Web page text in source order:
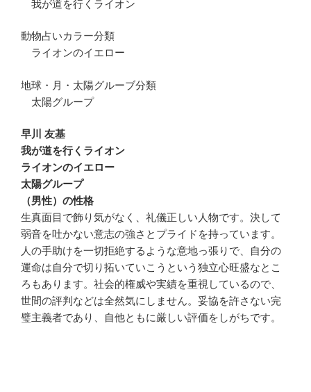
我が道を行くライオン
動物占いカラー分類
ライオンのイエロー
地球・月・太陽グルーブ分類
太陽グループ
早川 友基
我が道を行くライオン
ライオンのイエロー
太陽グループ
（男性）の性格
生真面目で飾り気がなく、礼儀正しい人物です。決して
弱音を吐かない意志の強さとプライドを持っています。
人の手助けを一切拒絶するような意地っ張りで、自分の
運命は自分で切り拓いていこうという独立心旺盛なとこ
ろもあります。社会的権威や実績を重視しているので、
世間の評判などは全然気にしません。妥協を許さない完
璧主義者であり、自他ともに厳しい評価をしがちです。